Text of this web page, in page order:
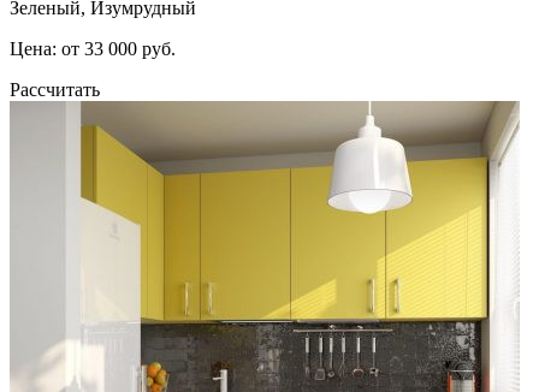
Зеленый, Изумрудный
Цена: от 33 000 руб.
Рассчитать